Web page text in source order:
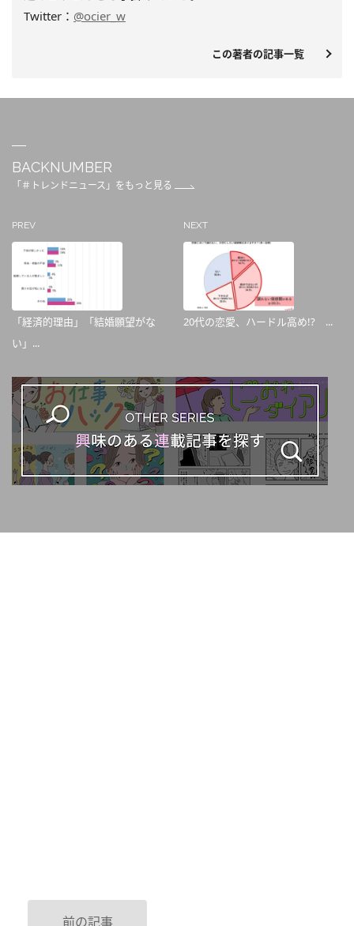
Twitter： @ocier_w
この著者の記事一覧
BACKNUMBER
「＃トレンドニュース」をもっと見る
PREV
「経済的理由」「結婚願望がな
い」...
NEXT
20代の恋愛、ハードル高め!? ...
前の記事